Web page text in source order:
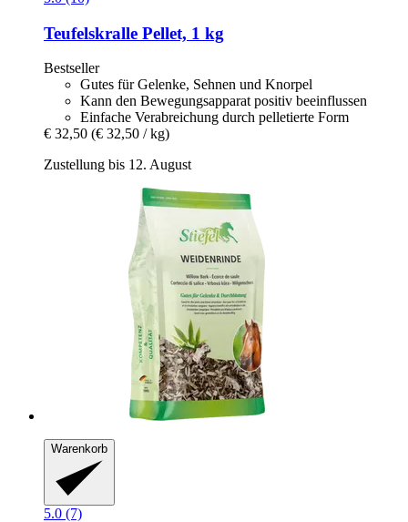
Teufelskralle Pellet, 1 kg
Bestseller
Gutes für Gelenke, Sehnen und Knorpel
Kann den Bewegungsapparat positiv beeinflussen
Einfache Verabreichung durch pelletierte Form
€ 32,50 (€ 32,50 / kg)
Zustellung bis 12. August
Warenkorb
5.0 (7)